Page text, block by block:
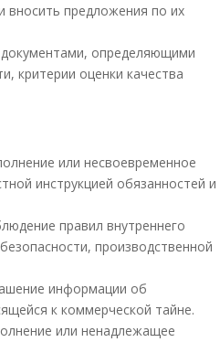
вносить предложения по их
определяющими
критерии оценки качества
или несвоевременное
инструкцией обязанностей и
правил внутреннего
производственной
информации об
к коммерческой тайне.
или ненадлежащее